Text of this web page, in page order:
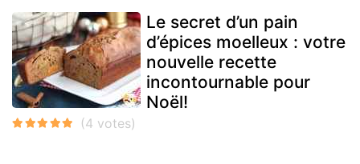
Le secret d’un pain
d’épices moelleux : votre
nouvelle recette
incontournable pour
Noël!